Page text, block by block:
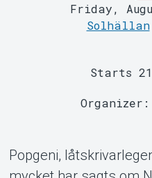
Friday,
Solhällan
Starts
Organizer:
Popgeni,